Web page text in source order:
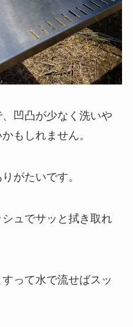
凹凸が少なく洗いや
もしれません。
がたいです。
ュでサッと拭き取れ
って水で流せばスッ